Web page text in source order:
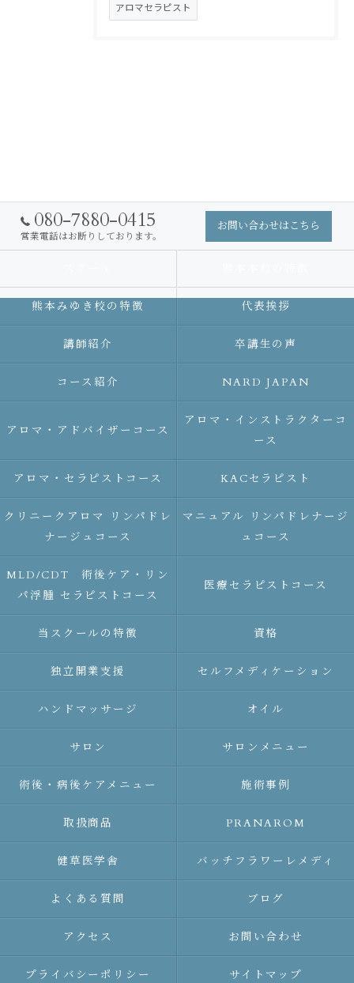
アロマセラピスト
080-7880-0415
営業電話はお断りしております。
お問い合わせはこちら
熊本みゆき校の特徴 代表挨拶
講師紹介 卒講生の声
コース紹介 NARD JAPAN
アロマ・アドバイザーコース
アロマ・インストラクターコ
ース
アロマ・セラピストコース KACセラピスト
クリニークアロマ リンパドレ
ナージュコース
マニュアル リンパドレナージ
ュコース
MLD/CDT 術後ケア・リン
パ浮腫 セラピストコース
医療セラピストコース
当スクールの特徴 資格
独立開業支援 セルフメディケーション
ハンドマッサージ オイル
サロン サロンメニュー
術後・病後ケアメニュー 施術事例
取扱商品 PRANAROM
健草医学舎 バッチフラワーレメディ
よくある質問 ブログ
アクセス お問い合わせ
プライバシーポリシー サイトマップ